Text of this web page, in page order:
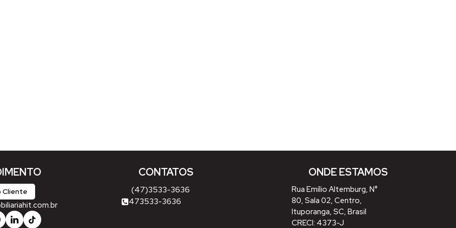
Cliente
CONTATOS
(47)3533-3636
473533-3636
ONDE ESTAMOS
Rua Emílio Altemburg, N°
80, Sala 02, Centro,
Ituporanga, SC, Brasil
CRECI: 4373-J